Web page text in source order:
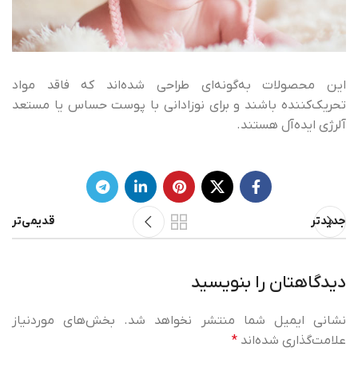
این محصولات به‌گونه‌ای طراحی شده‌اند که فاقد مواد
تحریک‌کننده باشند و برای نوزادانی با پوست حساس یا مستعد
آلرژی ایده‌آل هستند.
جدیدتر قدیمی‌تر
دیدگاهتان را بنویسید
نشانی ایمیل شما منتشر نخواهد شد.
بخش‌های موردنیاز
علامت‌گذاری شده‌اند *